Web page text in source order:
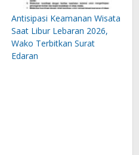
Antisipasi Keamanan Wisata
Saat Libur Lebaran 2026,
Wako Terbitkan Surat
Edaran